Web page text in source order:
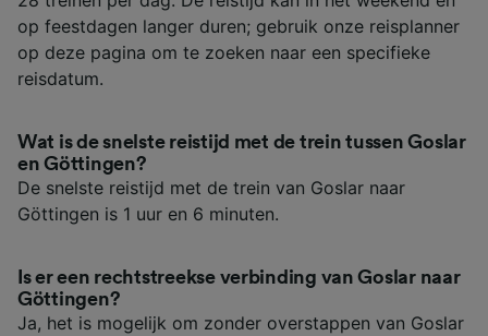
op feestdagen langer duren; gebruik onze reisplanner
op deze pagina om te zoeken naar een specifieke
reisdatum.
Wat is de snelste reistijd met de trein tussen Goslar
en Göttingen?
De snelste reistijd met de trein van Goslar naar
Göttingen is 1 uur en 6 minuten.
Is er een rechtstreekse verbinding van Goslar naar
Göttingen?
Ja, het is mogelijk om zonder overstappen van Goslar